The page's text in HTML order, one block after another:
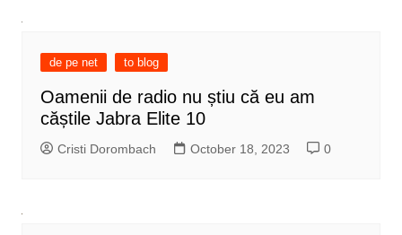
de pe net to blog
Oamenii de radio nu știu că eu am
căștile Jabra Elite 10
Cristi Dorombach October 18, 2023 0